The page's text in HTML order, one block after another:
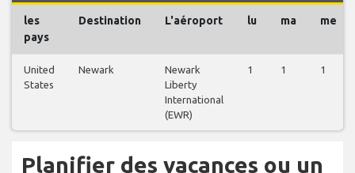
les
pays
Destination L'aéroport lu ma me
United
States
Newark
Newark
Liberty
International
(EWR)
1 1 1
Planifier des vacances ou un